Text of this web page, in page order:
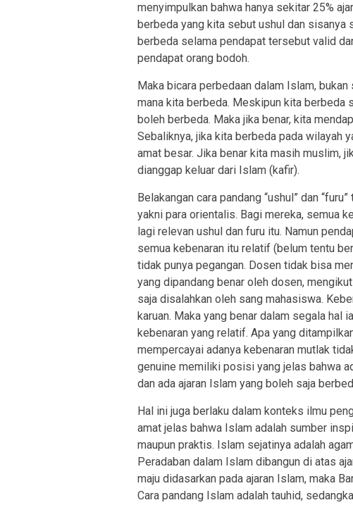
menyimpulkan bahwa hanya sekitar 25%
berbeda yang kita sebut ushul dan
berbeda selama pendapat tersebut valid
pendapat orang bodoh.
Maka bicara perbedaan dalam Islam,
mana kita berbeda. Meskipun kita berbeda
boleh berbeda. Maka jika benar, kita
Sebaliknya, jika kita berbeda pada wilayah
amat besar. Jika benar kita masih muslim,
dianggap keluar dari Islam (kafir).
Belakangan cara pandang “ushul” dan
yakni para orientalis. Bagi mereka, semua
lagi relevan ushul dan furu itu. Namun
semua kebenaran itu relatif (belum tentu
tidak punya pegangan. Dosen tidak bisa
yang dipandang benar oleh dosen,
saja disalahkan oleh sang mahasiswa.
karuan. Maka yang benar dalam segala hal
kebenaran yang relatif. Apa yang
mempercayai adanya kebenaran mutlak
genuine memiliki posisi yang jelas bahwa
dan ada ajaran Islam yang boleh saja
Hal ini juga berlaku dalam konteks ilmu
amat jelas bahwa Islam adalah sumber
maupun praktis. Islam sejatinya adalah
Peradaban dalam Islam dibangun di atas
maju didasarkan pada ajaran Islam, maka
Cara pandang Islam adalah tauhid,